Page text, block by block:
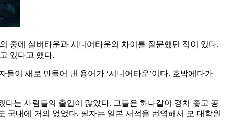
중에 실버타운과 시니어타운의 차이를 질문했던 적이 있다.
있다고 했다.
이 새로 만들어 낸 용어가 ‘시니어타운’이다. 호박에다가
는 사람들의 출입이 많았다. 그들은 하나같이 경치 좋고 공
국내에 거의 없었다. 필자는 일본 서적을 번역해서 모 대학원